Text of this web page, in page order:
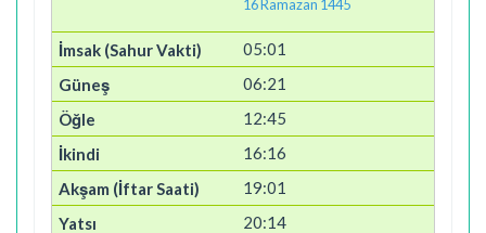
16 Ramazan 1445
05:01
06:21
12:45
16:16
19:01
20:14